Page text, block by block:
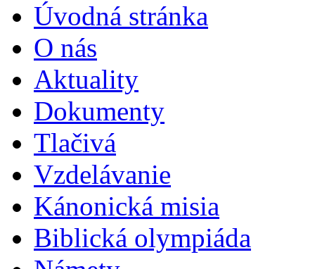
Úvodná stránka
O nás
Aktuality
Dokumenty
Tlačivá
Vzdelávanie
Kánonická misia
Biblická olympiáda